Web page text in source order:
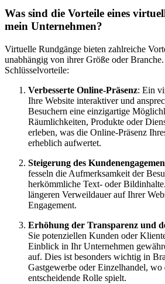
Was sind die Vorteile eines
mein Unternehmen?
Virtuelle Rundgänge bieten zahlreiche
unabhängig von ihrer Größe oder
Schlüsselvorteile:
Verbesserte Online-Präsenz: Ein
Ihre Website interaktiver und
Besuchern eine einzigartige
Räumlichkeiten, Produkte oder
erleben, was die Online-Präsenz
erheblich aufwertet.
Steigerung des
fesseln die Aufmerksamkeit der
herkömmliche Text- oder
längeren Verweildauer auf Ihrer
Engagement.
Erhöhung der Transparenz und
Sie potenziellen Kunden oder
Einblick in Ihr Unternehmen
auf. Dies ist besonders wichtig in
Gastgewerbe oder Einzelhandel, wo
entscheidende Rolle spielt.